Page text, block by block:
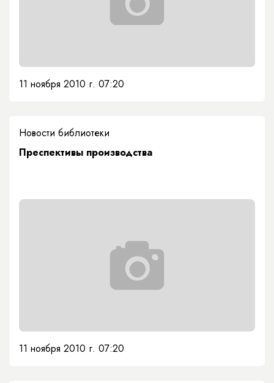
11 ноября 2010 г. 07:20
Новости библиотеки
Преспективы производства
11 ноября 2010 г. 07:20